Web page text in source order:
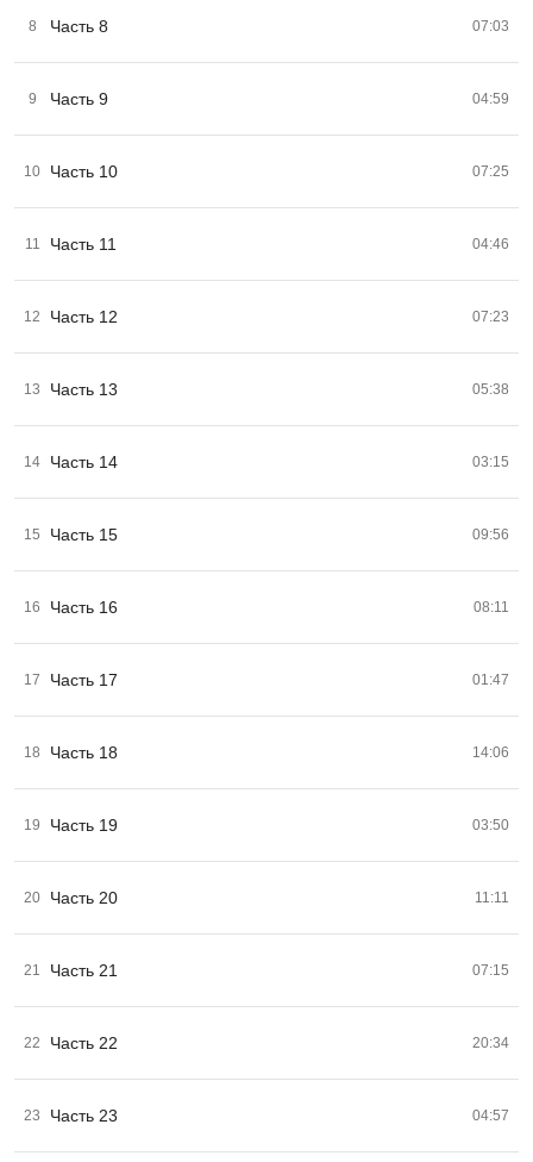
8 Часть 8 07:03
9 Часть 9 04:59
10 Часть 10 07:25
11 Часть 11 04:46
12 Часть 12 07:23
13 Часть 13 05:38
14 Часть 14 03:15
15 Часть 15 09:56
16 Часть 16 08:11
17 Часть 17 01:47
18 Часть 18 14:06
19 Часть 19 03:50
20 Часть 20 11:11
21 Часть 21 07:15
22 Часть 22 20:34
23 Часть 23 04:57